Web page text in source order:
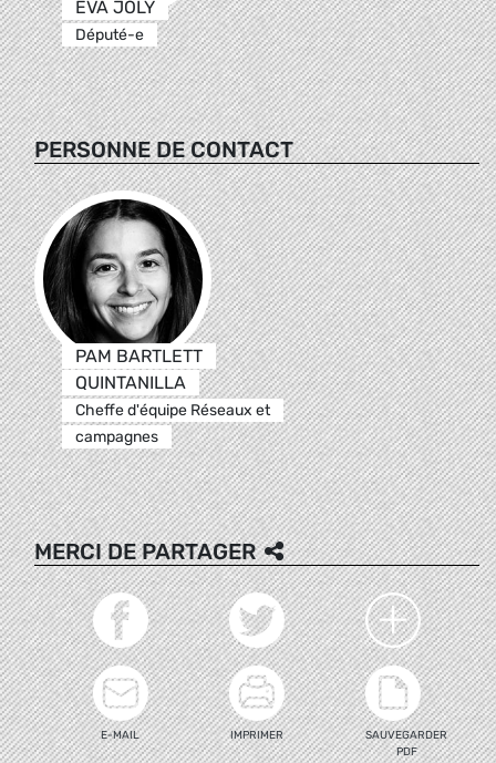
EVA JOLY
Député-e
PERSONNE DE CONTACT
PAM BARTLETT
QUINTANILLA
Cheffe d'équipe Réseaux et
campagnes
MERCI DE PARTAGER
E-MAIL IMPRIMER
SAUVEGARDER
PDF